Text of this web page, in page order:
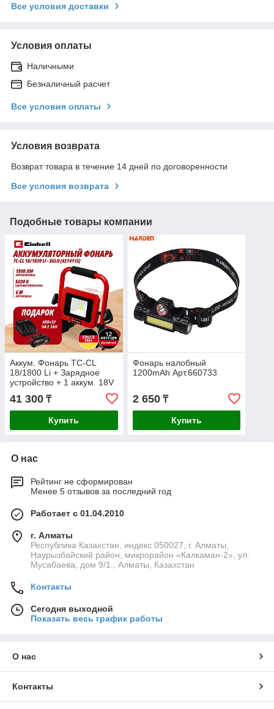
Все условия доставки
Условия оплаты
Наличными
Безналичный расчет
Все условия оплаты
Условия возврата
Возврат товара в течение 14 дней по договоренности
Все условия возврата
Подобные товары компании
Аккум. Фонарь TC-CL
18/1800 Li + Зарядное
устройство + 1 аккум. 18V
2,5Ah PXC Einhell
(451411597)
41 300 ₸
Купить
Фонарь налобный
1200mAh Арт.660733
2 650₸
Купить
О нас
Рейтинг не сформирован
Менее 5 отзывов за последний год
Работает с 01.04.2010
г. Алматы
Республика Казахстан, индекс 050027, г. Алматы,
Наурызбайский район, микрорайон «Калкаман-2», ул.
Мусабаева, дом 9/1., Алматы, Казахстан
Контакты
Сегодня выходной
Показать весь график работы
О нас
Контакты